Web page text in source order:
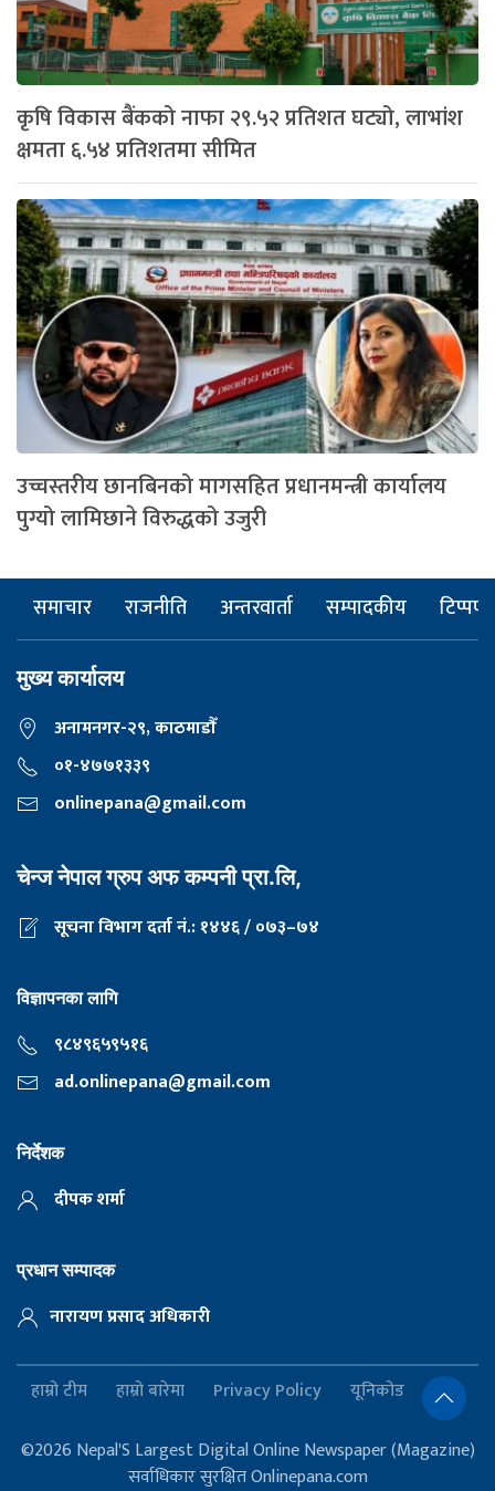
कृषि विकास बैंकको नाफा २९.५२ प्रतिशत घट्यो, लाभांश
क्षमता ६.५४ प्रतिशतमा सीमित
उच्चस्तरीय छानबिनको मागसहित प्रधानमन्त्री कार्यालय
पुग्यो लामिछाने विरुद्धको उजुरी
समाचार राजनीति अन्तरवार्ता सम्पादकीय टिप्पणी
मुख्य कार्यालय
अनामनगर-२९, काठमाडाैँ
०१-४७७१३३९
onlinepana@gmail.com
चेन्ज नेपाल ग्रुप अफ कम्पनी प्रा.लि,
सूचना विभाग दर्ता नं.: १४४६ / ०७३–७४
विज्ञापनका लागि
९८४९६५९५१६
ad.onlinepana@gmail.com
निर्देशक
दीपक शर्मा
प्रधान सम्पादक
नारायण प्रसाद अधिकारी
हाम्रो टीम हाम्रो बारेमा Privacy Policy यूनिकोड
©2026 Nepal'S Largest Digital Online Newspaper (Magazine)
सर्वाधिकार सुरक्षित Onlinepana.com